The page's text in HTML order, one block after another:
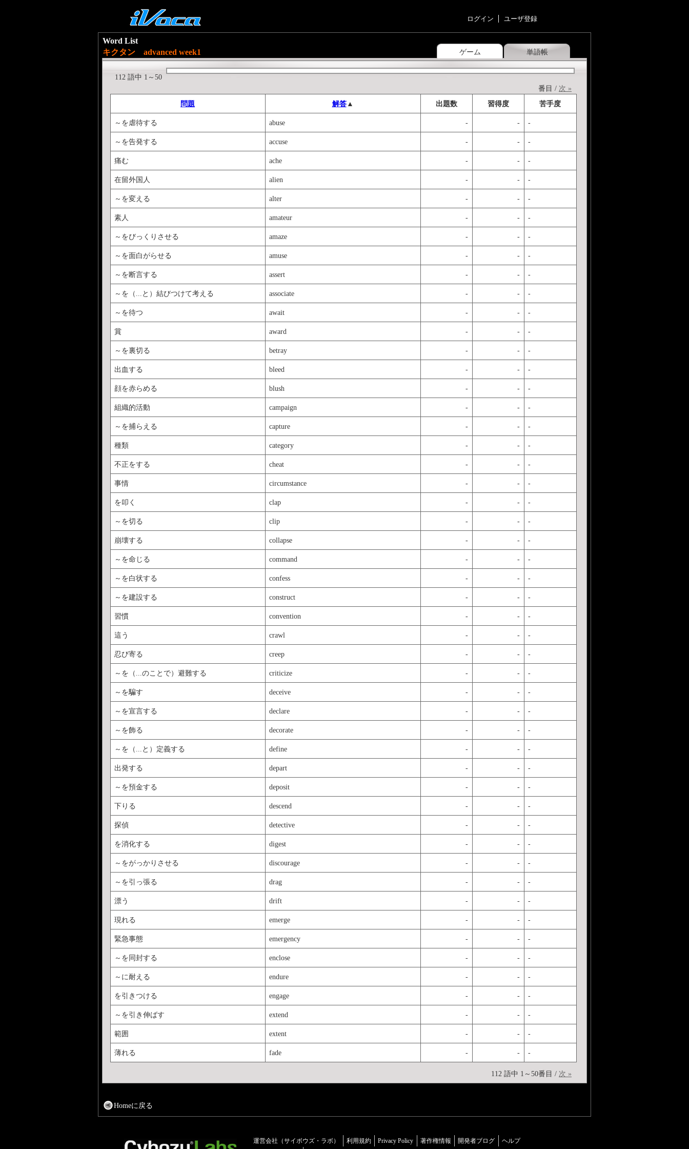
ログイン ユーザ登録
ゲーム 単語帳
Word List
キクタン advanced week1
112 語中 1～50
番目 / 次 »
問題
解答▲ 出題数 習得度 苦手度
～を虐待する abuse - - -
～を告発する accuse - - -
痛む ache - - -
在留外国人 alien - - -
～を変える alter - - -
素人 amateur - - -
～をびっくりさせる amaze - - -
～を面白がらせる amuse - - -
～を断言する assert - - -
～を（...と）結びつけて考える associate - - -
～を待つ await - - -
賞 award - - -
～を裏切る betray - - -
出血する bleed - - -
顔を赤らめる blush - - -
組織的活動 campaign - - -
～を捕らえる capture - - -
種類 category - - -
不正をする cheat - - -
事情 circumstance - - -
を叩く clap - - -
～を切る clip - - -
崩壊する collapse - - -
～を命じる command - - -
～を白状する confess - - -
～を建設する construct - - -
習慣 convention - - -
這う crawl - - -
忍び寄る creep - - -
～を（...のことで）避難する criticize - - -
～を騙す deceive - - -
～を宣言する declare - - -
～を飾る decorate - - -
～を（...と）定義する define - - -
出発する depart - - -
～を預金する deposit - - -
下りる descend - - -
探偵 detective - - -
を消化する digest - - -
～をがっかりさせる discourage - - -
～を引っ張る drag - - -
漂う drift - - -
現れる emerge - - -
緊急事態 emergency - - -
～を同封する enclose - - -
～に耐える endure - - -
を引きつける engage - - -
～を引き伸ばす extend - - -
範囲 extent - - -
薄れる fade - - -
112 語中 1～50番目 / 次 »
Homeに戻る
運営会社（サイボウズ・ラボ） 利用規約 Privacy Policy 著作権情報 開発者ブログ ヘルプ